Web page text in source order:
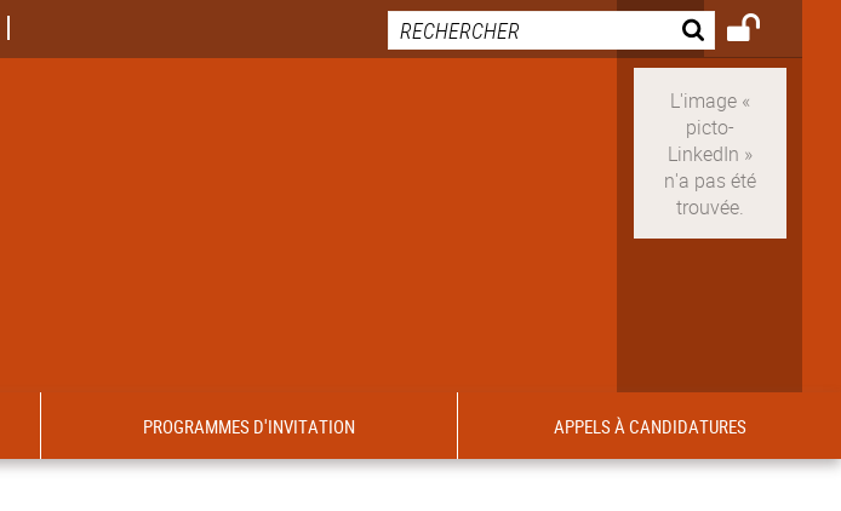
PROGRAMMES D'INVITATION APPELS À CANDIDATURES